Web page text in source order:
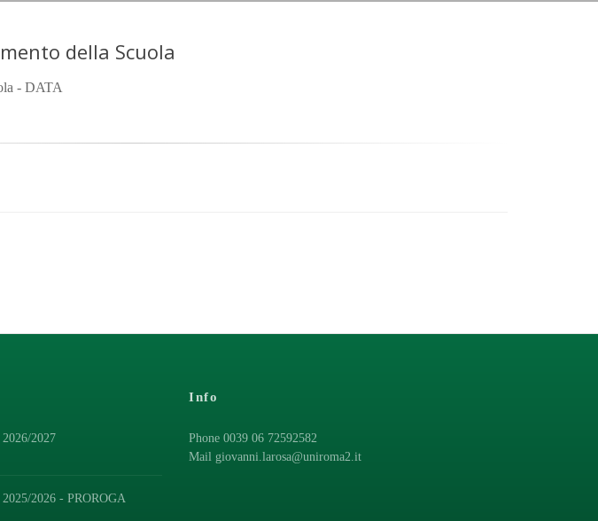
della Scuola
- DATA
2027
2026 - PROROGA
Info
Phone 0039 06 72592582
Mail giovanni.larosa@uniroma2.it